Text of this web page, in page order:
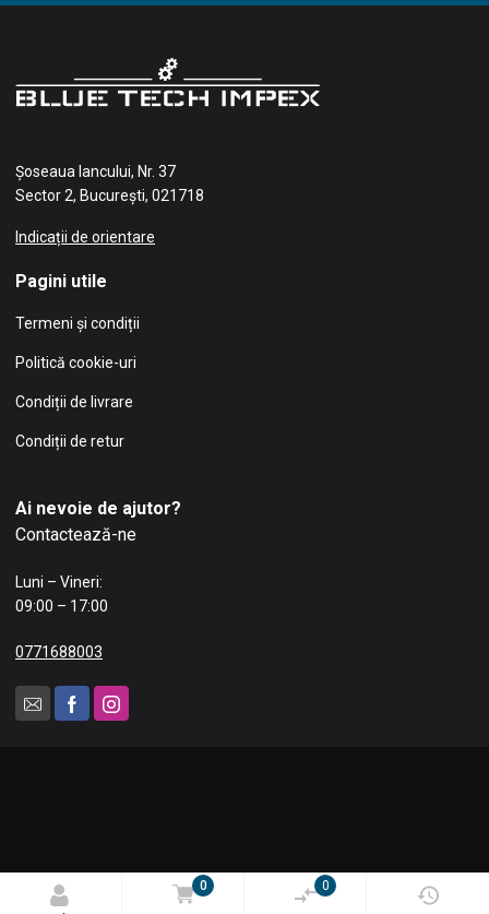
0 0
Șoseaua Iancului, Nr. 37
Sector 2, București, 021718
Indicații de orientare
Pagini utile
Termeni și condiții
Politică cookie-uri
Condiții de livrare
Condiții de retur
Ai nevoie de ajutor?
Contactează-ne
Luni – Vineri:
09:00 – 17:00
0771688003
© 2025 Blue Tech Impex SRL. Toate drepturile rezervate.